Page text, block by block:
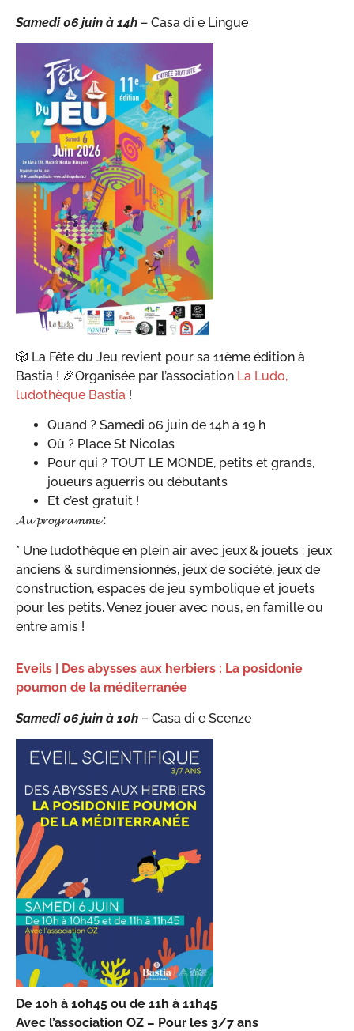
Samedi 06 juin à 14h – Casa di e Lingue
🎲 La Fête du Jeu revient pour sa 11ème édition à
Bastia ! 🎉Organisée par l’association La Ludo,
ludothèque Bastia !
Quand ? Samedi 06 juin de 14h à 19 h
Où ? Place St Nicolas
Pour qui ? TOUT LE MONDE, petits et grands,
joueurs aguerris ou débutants
Et c’est gratuit !
𝓐𝓾 𝓹𝓻𝓸𝓰𝓻𝓪𝓶𝓶𝓮 :
* Une ludothèque en plein air avec jeux & jouets : jeux
anciens & surdimensionnés, jeux de société, jeux de
construction, espaces de jeu symbolique et jouets
pour les petits. Venez jouer avec nous, en famille ou
entre amis !
Eveils | Des abysses aux herbiers : La posidonie
poumon de la méditerranée
Samedi06 juin à 10h – Casa di e Scenze
De 10h à 10h45 ou de 11h à 11h45
Avec l’association OZ – Pour les 3/7 ans